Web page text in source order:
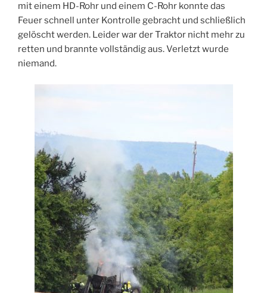
mit einem HD-Rohr und einem C-Rohr konnte das
Feuer schnell unter Kontrolle gebracht und schließlich
gelöscht werden. Leider war der Traktor nicht mehr zu
retten und brannte vollständig aus. Verletzt wurde
niemand.